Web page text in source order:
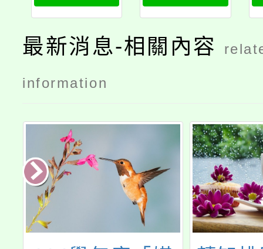
少年心理健
康
青少年心理
健康」簡章
最新消息-相關內容
information